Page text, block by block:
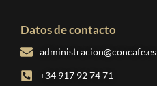
Datos de contacto
administracion@concafe.es
+34 917 92 74 71